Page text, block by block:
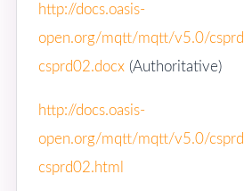
http://docs.oasis-
open.org/mqtt/mqtt/v5.0/
csprd02.docx (Authoritative)
http://docs.oasis-
open.org/mqtt/mqtt/v5.0/
csprd02.html